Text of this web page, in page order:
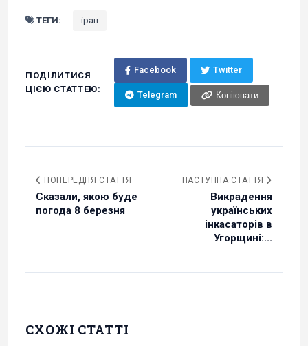
ТЕГИ: іран
ПОДІЛИТИСЯ
ЦІЄЮ СТАТТЕЮ:
Facebook Twitter
Telegram Копіювати
ПОПЕРЕДНЯ СТАТТЯ
Сказали, якою буде
погода 8 березня
НАСТУПНА СТАТТЯ
Викрадення
українських
інкасаторів в
Угорщині:...
СХОЖІ СТАТТІ